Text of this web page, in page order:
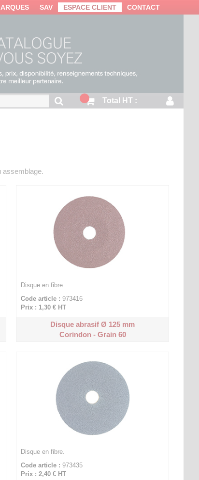
SAV ESPACE CLIENT CONTACT
Total HT :
assemblage.
Disque en fibre.
Code article : 973416
Prix : 1,30 € HT
Disque abrasif Ø 125 mm
Corindon - Grain 60
Disque en fibre.
Code article : 973435
Prix : 2,40 € HT